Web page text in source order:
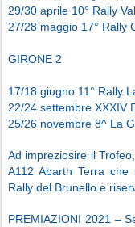
29/30 aprile 10° Rally
27/28 maggio 17° Rally
GIRONE 2
17/18 giugno 11° Rally
22/24 settembre XXXIV
25/26 novembre 8^ La
Ad impreziosire il
A112 Abarth Terra
Rally del Brunello e
PREMIAZIONI 2021 –